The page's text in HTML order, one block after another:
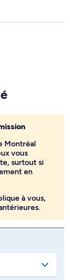
Montréal
vous
surtout si
en
à vous,